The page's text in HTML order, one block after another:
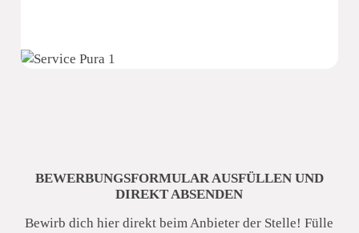
BEWERBUNGSFORMULAR AUSFÜLLEN UND
DIREKT ABSENDEN
Bewirb dich hier direkt beim Anbieter der Stelle! Fülle